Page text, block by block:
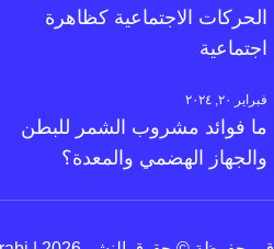
الحركات الاجتماعية كظاهرة
اجتماعية
فبراير ٢٠, ٢٠٢٤
ما فوائد مشروب الشمر للبطن
والجهاز الهضمي والمعدة؟